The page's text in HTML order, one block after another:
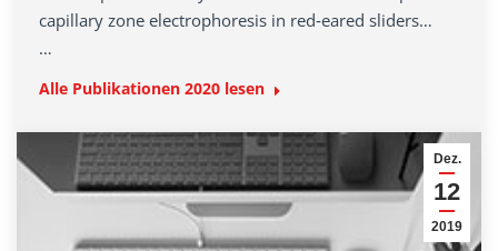
capillary zone electrophoresis in red‐eared sliders…
…
Alle Publikationen 2020 lesen
Dez.
12
2019